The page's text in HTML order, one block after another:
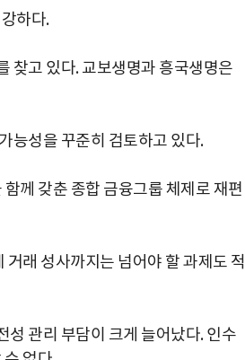
하다.
찾고 있다. 교보생명과 흥국생명은
능성을 꾸준히 검토하고 있다.
께 갖춘 종합 금융그룹 체제로 재편
래 성사까지는 넘어야 할 과제도 적
관리 부담이 크게 늘어났다. 인수
초보자도 반할 반전 매력”